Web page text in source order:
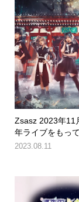
Zsasz 2023年11
年ライブをもっ
2023.08.11